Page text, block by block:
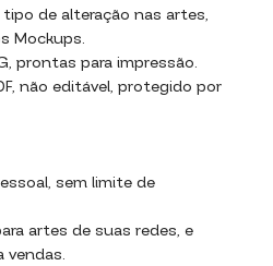
de alteração nas artes,
Mockups.
prontas para impressão.
não editável, protegido por
sem limite de
artes de suas redes, e
vendas.